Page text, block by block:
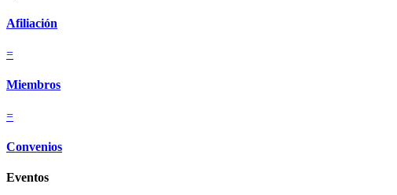
Afiliación
=
Miembros
=
Convenios
Eventos